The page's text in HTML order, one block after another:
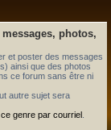
photos,
et poster des messages
ainsi que des photos
ce forum sans être ni
autre sujet sera
genre par courriel